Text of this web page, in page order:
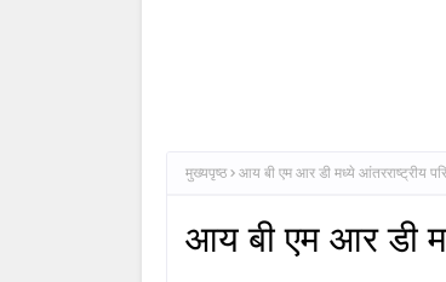
मुख्यपृष्ठ आय बी एम आर डी मध्ये आंतरराष्ट्रीय
आय बी एम आर डी